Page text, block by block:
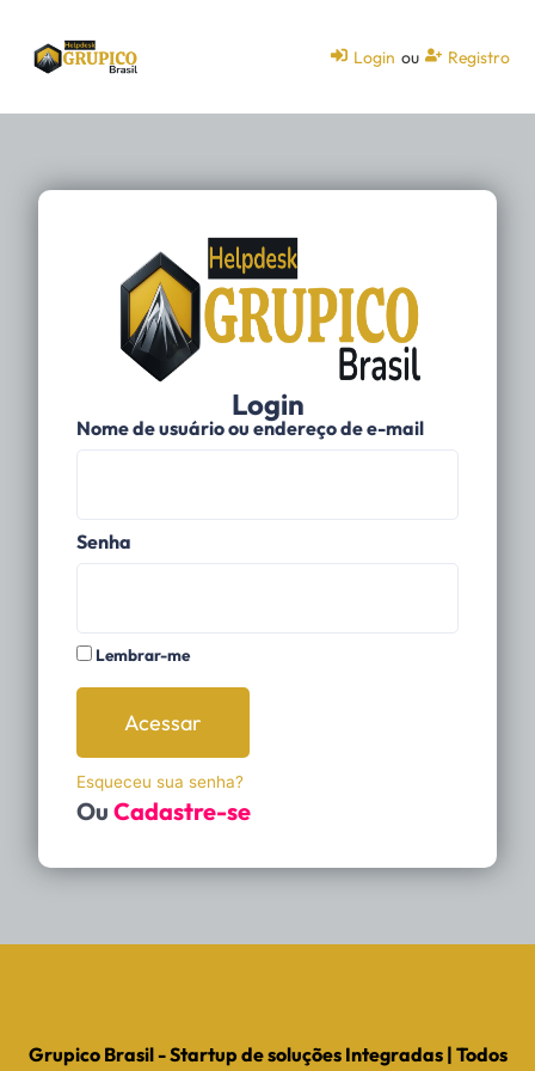
Login ou Registro
Login
Nome de usuário ou endereço de e-mail
Senha
Lembrar-me
Acessar
Esqueceu sua senha?
Ou Cadastre-se
Grupico Brasil - Startup de soluções Integradas | Todos